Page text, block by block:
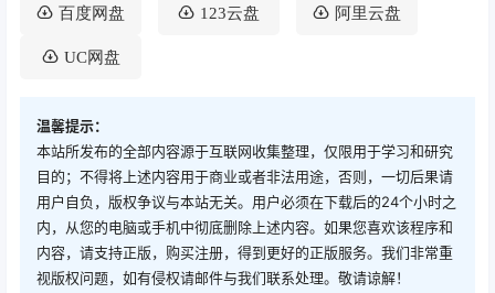
百度网盘 123云盘 阿里云盘
UC网盘
温馨提示：
本站所发布的全部内容源于互联网收集整理，仅限用于学习和研究
目的；不得将上述内容用于商业或者非法用途，否则，一切后果请
用户自负，版权争议与本站无关。用户必须在下载后的24个小时之
内，从您的电脑或手机中彻底删除上述内容。如果您喜欢该程序和
内容，请支持正版，购买注册，得到更好的正版服务。我们非常重
视版权问题，如有侵权请邮件与我们联系处理。敬请谅解！